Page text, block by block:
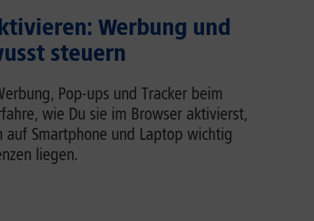
Werbung und
steuern
Pop-ups und Tracker beim
wie Du sie im Browser aktivierst,
auf Smartphone und Laptop wichtig
liegen.